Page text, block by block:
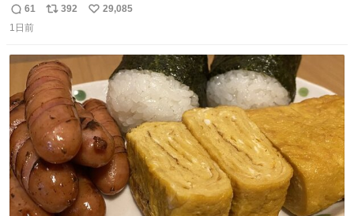
返
信
61
リ
ト
数
392
い
29,085
1日前